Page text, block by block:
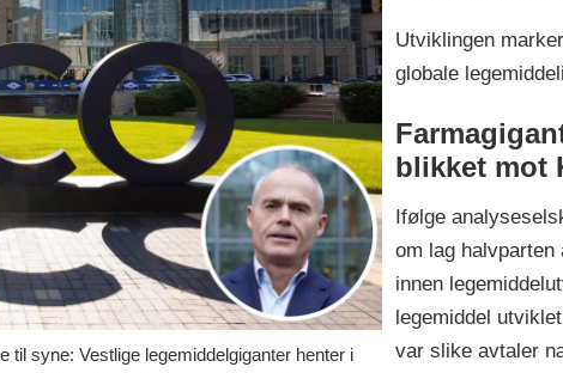
syne: Vestlige legemiddelgiganter henter i
Utviklingen
globale
blikket mot
Ifølge
om lag
innen
legemiddel
var slike avtaler